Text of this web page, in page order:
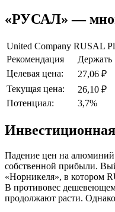
«РУСАЛ» —
United Company RUSAL
Рекомендация
Держать
Целевая цена:
27,06 ₽
Текущая цена:
26,10 ₽
Потенциал:
3,7%
Падение цен на
собственной прибыли.
«Норникеля», в котором
В противовес
продолжают расти.